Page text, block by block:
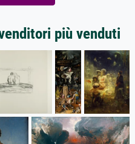
più venduti